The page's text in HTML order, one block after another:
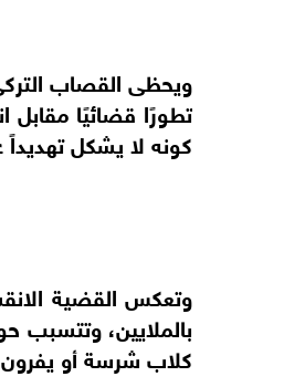
ويحظى القصاب
تطورًا قضائيًا
كونه لا يشكل
وتعكس القضية
بالملايين، وتتسبب
كلاب شرسة أو